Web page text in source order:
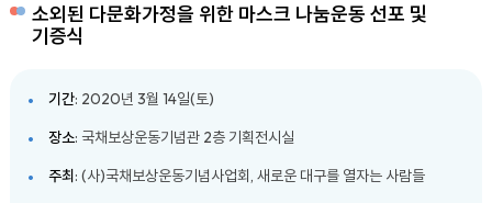
소외된 다문화가정을 위한 마스크 나눔운동 선포 및
기증식
기간: 2020년 3월 14일(토)
장소: 국채보상운동기념관 2층 기획전시실
주최: (사)국채보상운동기념사업회, 새로운 대구를 열자는 사람들